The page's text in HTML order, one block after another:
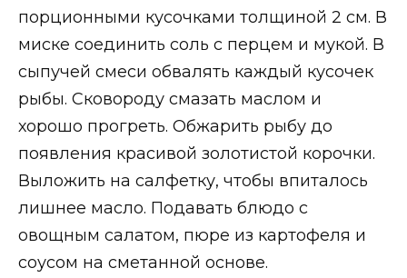
порционными кусочками толщиной 2 см. В
миске соединить соль с перцем и мукой. В
сыпучей смеси обвалять каждый кусочек
рыбы. Сковороду смазать маслом и
хорошо прогреть. Обжарить рыбу до
появления красивой золотистой корочки.
Выложить на салфетку, чтобы впиталось
лишнее масло. Подавать блюдо с
овощным салатом, пюре из картофеля и
соусом на сметанной основе.